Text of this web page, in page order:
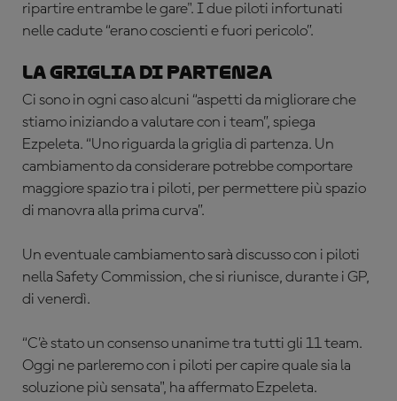
ripartire entrambe le gare". I due piloti infortunati
nelle cadute “erano coscienti e fuori pericolo”.
La griglia di partenza
Ci sono in ogni caso alcuni “aspetti da migliorare che
stiamo iniziando a valutare con i team”, spiega
Ezpeleta. “Uno riguarda la griglia di partenza. Un
cambiamento da considerare potrebbe comportare
maggiore spazio tra i piloti, per permettere più spazio
di manovra alla prima curva”.
Un eventuale cambiamento sarà discusso con i piloti
nella Safety Commission, che si riunisce, durante i GP,
di venerdì.
“C’è stato un consenso unanime tra tutti gli 11 team.
Oggi ne parleremo con i piloti per capire quale sia la
soluzione più sensata", ha affermato Ezpeleta.